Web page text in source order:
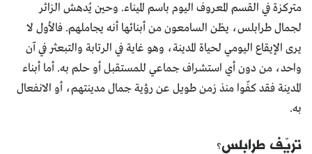
متركزة في القسم المعروف اليوم باسم الميناء. وحين يُدهش الزائر
لجمال طرابلس، يظن السامعون من أبنائها أنه يجاملهم. فالأول لا
يرى الإيقاع اليومي لحياة المدينة، وهو غاية في الرتابة والتبعثر في آن
واحد، من دون أي استشراف جماعي للمستقبل أو حلم به. أما أبناء
المدينة فقد كفّوا منذ زمن طويل عن رؤية جمال مدينتهم، أو الانفعال
به.
تريّف طرابلس؟